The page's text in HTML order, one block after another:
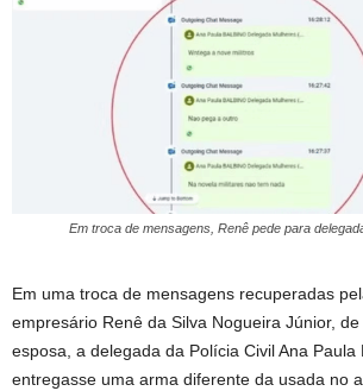
Em troca de mensagens, Renê pede para
Em uma troca de mensagens recuperadas
empresário Renê da Silva Nogueira Júnior,
esposa, a delegada da Polícia Civil Ana
entregasse uma arma diferente da usada no